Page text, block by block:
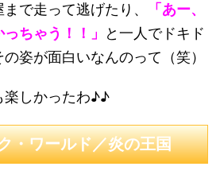
で走って逃げたり、
「あー、
ちゃう！！」
と一人でドキド
姿が面白いなんのって（笑）
楽しかったわ♪♪
・ワールド／炎の王国